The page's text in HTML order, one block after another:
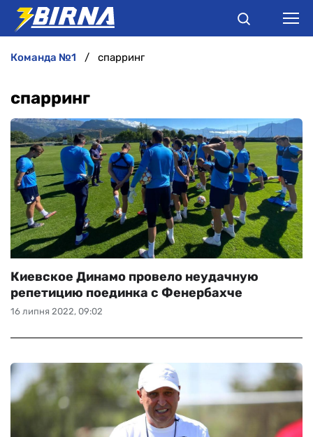
АНАЛІТИКА
ІНТЕРВ'Ю
РІЗНЕ
БУКМЕКЕРИ
команда №1 спарринг
спарринг
16 липня 2022, 09:02
Киевское Динамо провело неудачную
репетицию поединка с Фенербахче